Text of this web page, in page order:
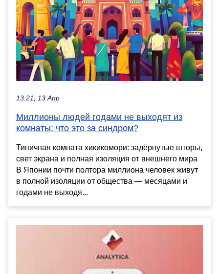
13:21, 13 Апр
Миллионы людей годами не выходят из
комнаты: что это за синдром?
Типичная комната хикикомори: задёрнутые шторы,
свет экрана и полная изоляция от внешнего мира
В Японии почти полтора миллиона человек живут
в полной изоляции от общества — месяцами и
годами не выходя...